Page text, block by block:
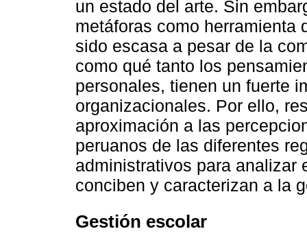
un estado del arte. Sin
metáforas como herramienta
sido escasa a pesar de la
como qué tanto los
personales, tienen un fuerte
organizacionales. Por ello,
aproximación a las
peruanos de las diferentes
administrativos para analizar
conciben y caracterizan a la
Gestión escolar